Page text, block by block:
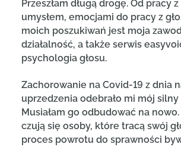
Przeszłam długą drogę. Od pracy z
umysłem, emocjami do pracy z
moich poszukiwań jest moja
działalność, a także serwis
psychologia głosu.
Zachorowanie na Covid-19 z dnia
uprzedzenia odebrało mi mój silny
Musiałam go odbudować na
czują się osoby, które tracą swój
proces powrotu do sprawności